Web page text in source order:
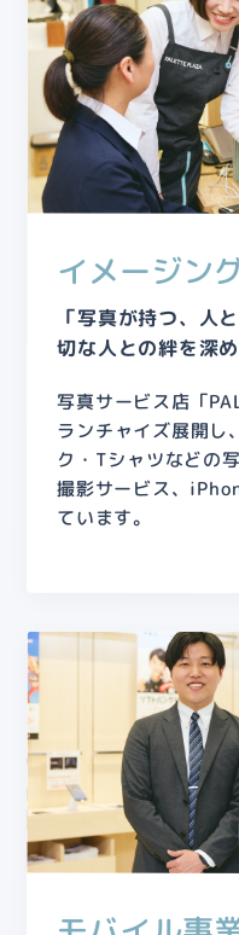
イメージン
「写真が持つ、人
切な人との絆を深
写真サービス店「
ランチャイズ展開し
ク・Tシャツなどの
撮影サービス、
ています。